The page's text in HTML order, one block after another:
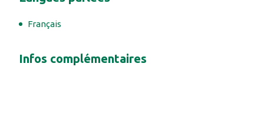
Français
Infos complémentaires